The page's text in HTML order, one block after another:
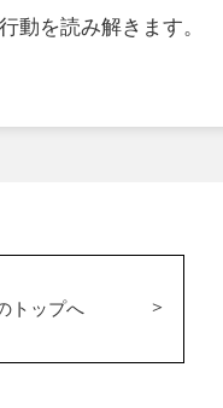
動を読み解きます。
トップへ